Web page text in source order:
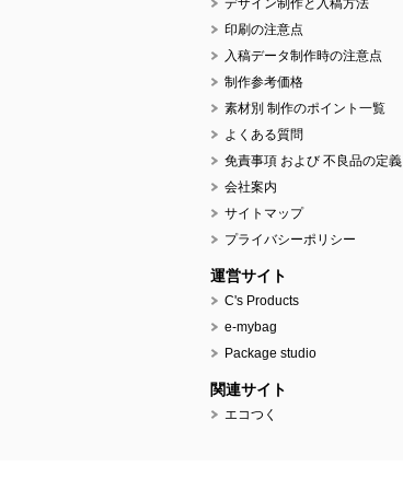
デザイン制作と入稿方法
印刷の注意点
入稿データ制作時の注意点
制作参考価格
素材別 制作のポイント一覧
よくある質問
免責事項 および 不良品の定義
会社案内
サイトマップ
プライバシーポリシー
運営サイト
C's Products
e-mybag
Package studio
関連サイト
エコつく